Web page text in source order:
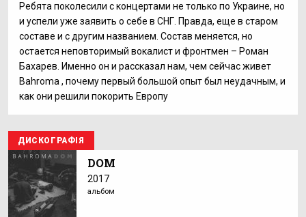
Ребята поколесили с концертами не только по Украине, но
и успели уже заявить о себе в СНГ. Правда, еще в старом
составе и с другим названием. Состав меняется, но
остается неповторимый вокалист и фронтмен – Роман
Бахарев. Именно он и рассказал нам, чем сейчас живет
Bahroma , почему первый большой опыт был неудачным, и
как они решили покорить Европу
ДИСКОГРАФІЯ
DOM
2017
альбом